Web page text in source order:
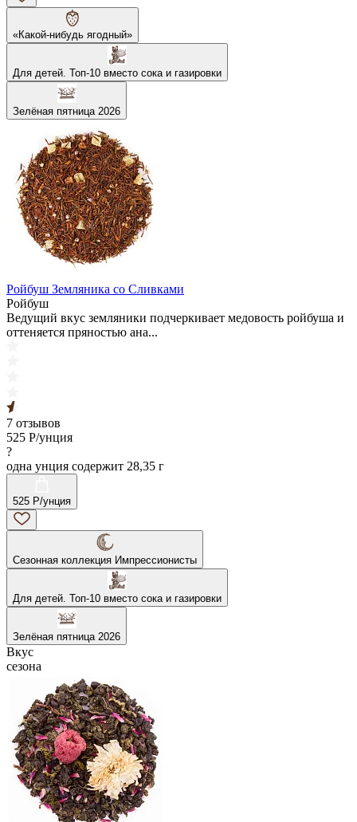
«Какой-нибудь ягодный»
Для детей. Топ-10 вместо сока и газировки
Зелёная пятница 2026
Ройбуш Земляника со Сливками
Ройбуш
Ведущий вкус земляники подчеркивает медовость ройбуша и
оттеняется пряностью ана...
7 отзывов
525 Р/унция
?
одна унция содержит 28,35 г
525 Р/унция
Сезонная коллекция Импрессионисты
Для детей. Топ-10 вместо сока и газировки
Зелёная пятница 2026
Вкус
сезона